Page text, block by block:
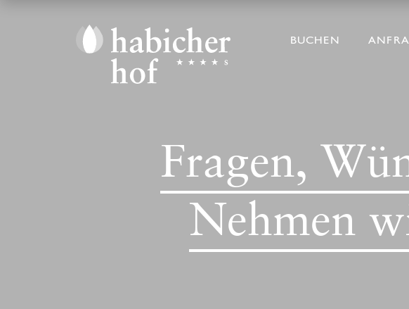
BUCHEN
Fragen,
Nehmen